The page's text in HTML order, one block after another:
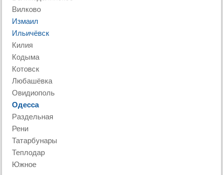
Вилково
Измаил
Ильичёвск
Килия
Кодыма
Котовск
Любашёвка
Овидиополь
Одесса
Раздельная
Рени
Татарбунары
Теплодар
Южное